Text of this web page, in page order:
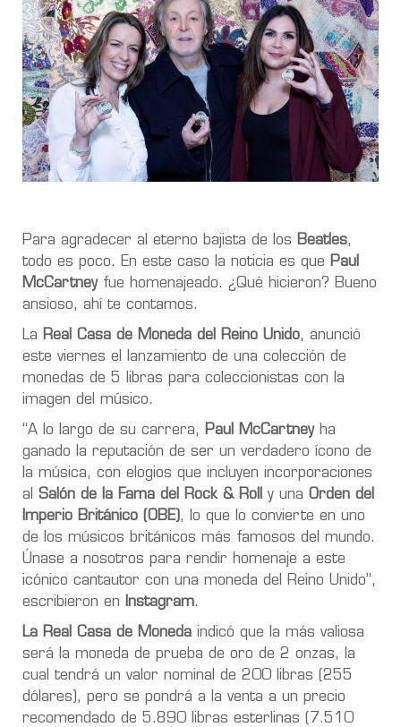
Para agradecer al eterno bajista de los Beatles,
todo es poco. En este caso la noticia es que Paul
McCartneyfue homenajeado. ¿Qué hicieron? Bueno
ansioso, ahí te contamos.
La Real Casa de Moneda del Reino Unido, anunció
este viernes el lanzamiento de una colección de
monedas de 5 libras para coleccionistas con la
imagen del músico.
“A lo largo de su carrera, Paul McCartneyha
ganado la reputación de ser un verdadero ícono de
la música, con elogios que incluyen incorporaciones
al Salón de la Fama del Rock & Roll y una Orden del
Imperio Británico (OBE), lo que lo convierte en uno
de los músicos británicos más famosos del mundo.
Únase a nosotros para rendir homenaje a este
icónico cantautor con una moneda del Reino Unido”,
escribieron en
Instagram.
La Real Casa de Moneda indicó que la más valiosa
será la moneda de prueba de oro de 2 onzas, la
cual tendrá un valor nominal de 200 libras (255
dólares), pero se pondrá a la venta a un precio
recomendado de 5.890 libras esterlinas (7.510